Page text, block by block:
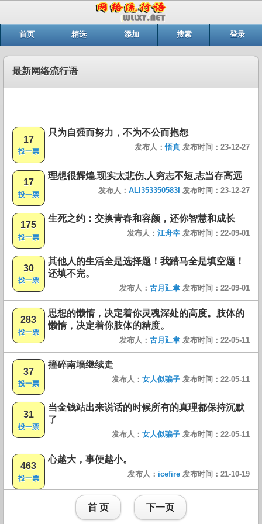
首页 精选 添加 搜索 登录
最新网络流行语
17
投一票
只为自强而努力，不为不公而抱怨
发布人：悟真 发布时间：23-12-27
17
投一票
理想很辉煌,现实太悲伤,人穷志不短,志当存高远
发布人： ALI353350583I 发布时间：23-12-27
175
投一票
生死之约：交换青春和容颜，还你智慧和成长
发布人： 江舟幸 发布时间：22-09-01
30
投一票
其他人的生活全是选择题！我踏马全是填空题！
还填不完。
发布人： 古月廴聿 发布时间：22-09-01
283
投一票
思想的懒惰，决定着你灵魂深处的高度。肢体的
懒惰，决定着你肢体的精度。
发布人： 古月廴聿 发布时间：22-05-11
37
投一票
撞碎南墙继续走
发布人： 女人似骗子 发布时间：22-05-11
31
投一票
当金钱站出来说话的时候所有的真理都保持沉默
了
发布人： 女人似骗子 发布时间：22-05-11
463
投一票
心越大，事便越小。
发布人： icefire 发布时间：21-10-19
首 页 下一页